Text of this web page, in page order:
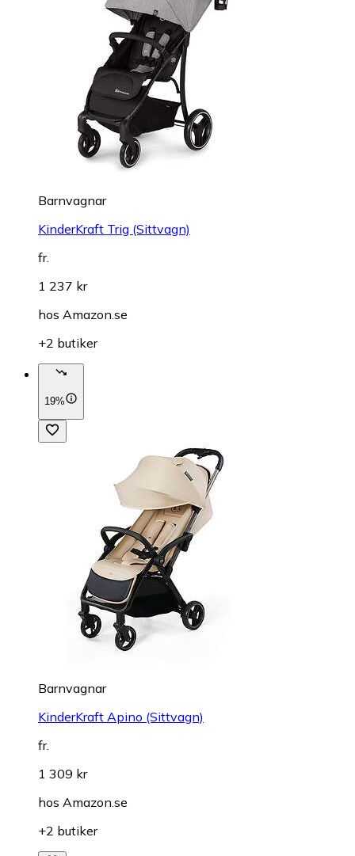
Barnvagnar
KinderKraft Trig (Sittvagn)
fr.
1 237 kr
hos Amazon.se
+2 butiker
19%
Barnvagnar
KinderKraft Apino (Sittvagn)
fr.
1 309 kr
hos Amazon.se
+2 butiker